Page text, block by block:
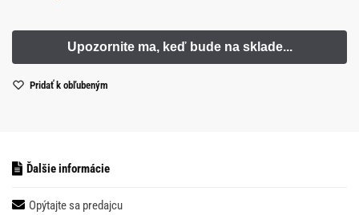
Pridať k obľubeným
Ďalšie informácie
Opýtajte sa predajcu